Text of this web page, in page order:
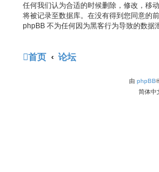
任何我们认为合适的时候删除，修改，移
将被记录至数据库。在没有得到您同意的
phpBB 不为任何因为黑客行为导致的数据
首页 论坛
由 phpBB
简体中